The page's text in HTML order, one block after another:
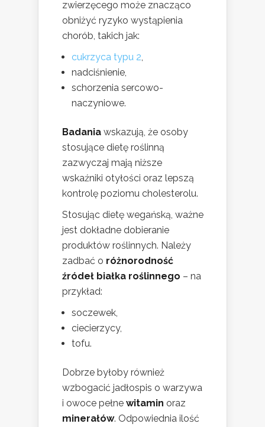
zwierzęcego może znacząco
obniżyć ryzyko wystąpienia
chorób, takich jak:
cukrzyca typu 2,
nadciśnienie,
schorzenia sercowo-
naczyniowe.
Badania wskazują, że osoby
stosujące dietę roślinną
zazwyczaj mają niższe
wskaźniki otyłości oraz lepszą
kontrolę poziomu cholesterolu.
Stosując dietę wegańską, ważne
jest dokładne dobieranie
produktów roślinnych. Należy
zadbać o różnorodność
źródeł białka roślinnego – na
przykład:
soczewek,
ciecierzycy,
tofu.
Dobrze byłoby również
wzbogacić jadłospis o warzywa
i owoce pełne witamin oraz
minerałów. Odpowiednia ilość